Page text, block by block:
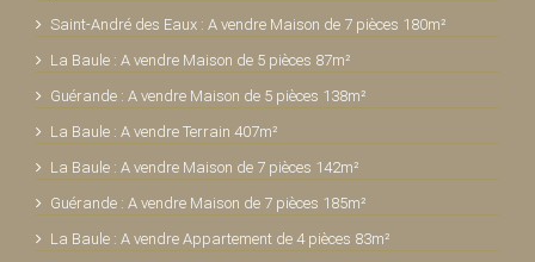
Saint-André des Eaux : A vendre Maison de 7 pièces 180m²
La Baule : A vendre Maison de 5 pièces 87m²
Guérande : A vendre Maison de 5 pièces 138m²
La Baule : A vendre Terrain 407m²
La Baule : A vendre Maison de 7 pièces 142m²
Guérande : A vendre Maison de 7 pièces 185m²
La Baule : A vendre Appartement de 4 pièces 83m²